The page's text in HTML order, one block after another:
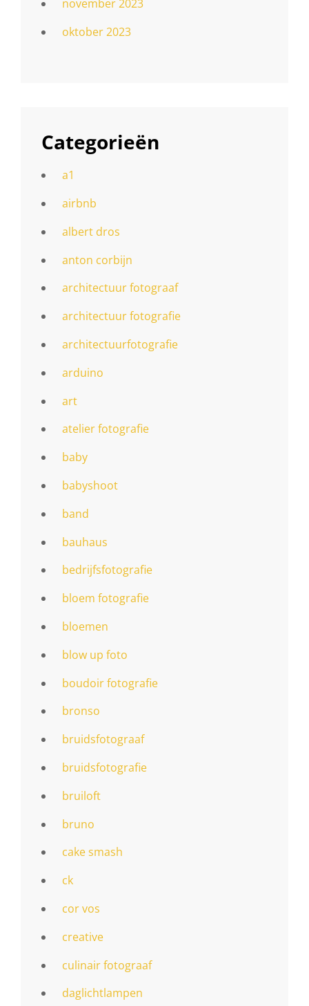
november 2023
oktober 2023
Categorieën
a1
airbnb
albert dros
anton corbijn
architectuur fotograaf
architectuur fotografie
architectuurfotografie
arduino
art
atelier fotografie
baby
babyshoot
band
bauhaus
bedrijfsfotografie
bloem fotografie
bloemen
blow up foto
boudoir fotografie
bronso
bruidsfotograaf
bruidsfotografie
bruiloft
bruno
cake smash
ck
cor vos
creative
culinair fotograaf
daglichtlampen